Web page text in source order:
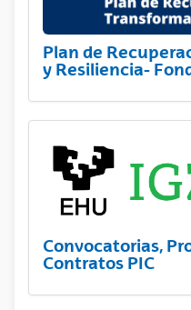
Plan de
y Resiliencia-
Convocatorias,
Contratos PIC